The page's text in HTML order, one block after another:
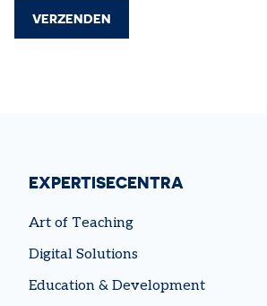
EXPERTISECENTRA
Art of Teaching
Digital Solutions
Education & Development